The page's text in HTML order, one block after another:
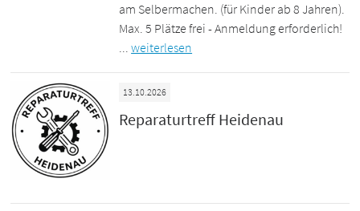
am Selbermachen. (für Kinder ab 8 Jahren).
Max. 5 Plätze frei - Anmeldung erforderlich!
...weiterlesen
13.10.2026
Reparaturtreff Heidenau